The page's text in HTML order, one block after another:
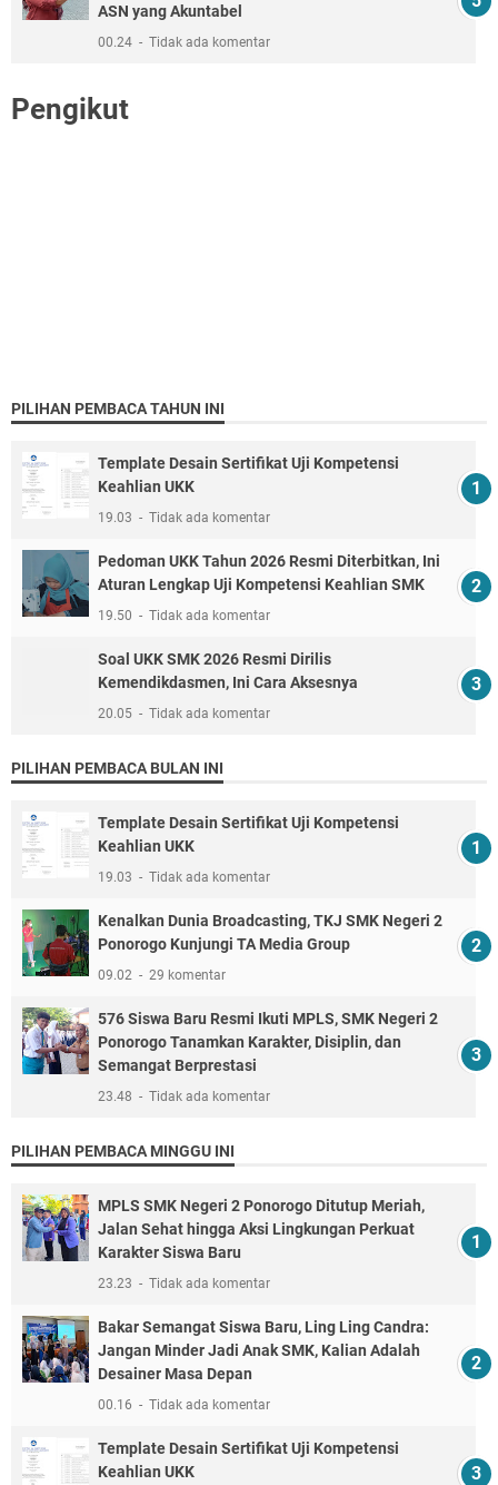
ASN yang Akuntabel
00.24 Tidak ada komentar
Pengikut
PILIHAN PEMBACA TAHUN INI
Template Desain Sertifikat Uji Kompetensi
Keahlian UKK
19.03 Tidak ada komentar
Pedoman UKK Tahun 2026 Resmi Diterbitkan, Ini
Aturan Lengkap Uji Kompetensi Keahlian SMK
19.50 Tidak ada komentar
Soal UKK SMK 2026 Resmi Dirilis
Kemendikdasmen, Ini Cara Aksesnya
20.05 Tidak ada komentar
PILIHAN PEMBACA BULAN INI
Template Desain Sertifikat Uji Kompetensi
Keahlian UKK
19.03 Tidak ada komentar
Kenalkan Dunia Broadcasting, TKJ SMK Negeri 2
Ponorogo Kunjungi TA Media Group
09.02 29 komentar
576 Siswa Baru Resmi Ikuti MPLS, SMK Negeri 2
Ponorogo Tanamkan Karakter, Disiplin, dan
Semangat Berprestasi
23.48 Tidak ada komentar
PILIHAN PEMBACA MINGGU INI
MPLS SMK Negeri 2 Ponorogo Ditutup Meriah,
Jalan Sehat hingga Aksi Lingkungan Perkuat
Karakter Siswa Baru
23.23 Tidak ada komentar
Bakar Semangat Siswa Baru, Ling Ling Candra:
Jangan Minder Jadi Anak SMK, Kalian Adalah
Desainer Masa Depan
00.16 Tidak ada komentar
Template Desain Sertifikat Uji Kompetensi
Keahlian UKK